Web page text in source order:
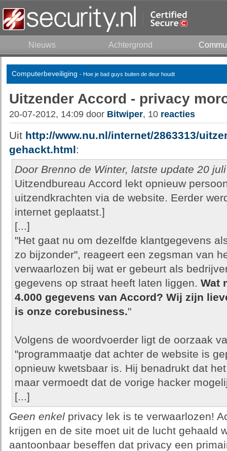
Nieuws Achtergrond
Computerbeveiliging - Hoe je bad guys buiten de deur houdt
Uitzender Accord - privacy
20-07-2012, 14:09 door Bitwiper, 10 reacties
Uit http://www.nu.nl/internet/2863313/
gehackt.html:
Door Brenno de Winter, latste update 20
Uitzendbureau Accord lekt opnieuw
uitzendkrachten via de website. Eerder
internet geplaatst.]
[...]
"Het gaat nu om dezelfde klantgegevens
zo bijzonder", reageert een zegsman van
verwaarlozen bij wat er gebeurt als
gegevens op straat heeft laten liggen. Wat
4.000 gegevens van Accord? Wij zijn
is onze corebusiness."
Volgens de woordvoerder ligt de oorzaak
"programmaatje dat achter de website is
opnieuw kwetsbaar is. Hij benadrukt dat
maar vermoedt dat de vorige hacker
[...]
Geen enkelprivacy lek is te verwaarlozen!
krijgen en de site moet uit de lucht gehaald
aantoonbaar beseffen dat privacy een